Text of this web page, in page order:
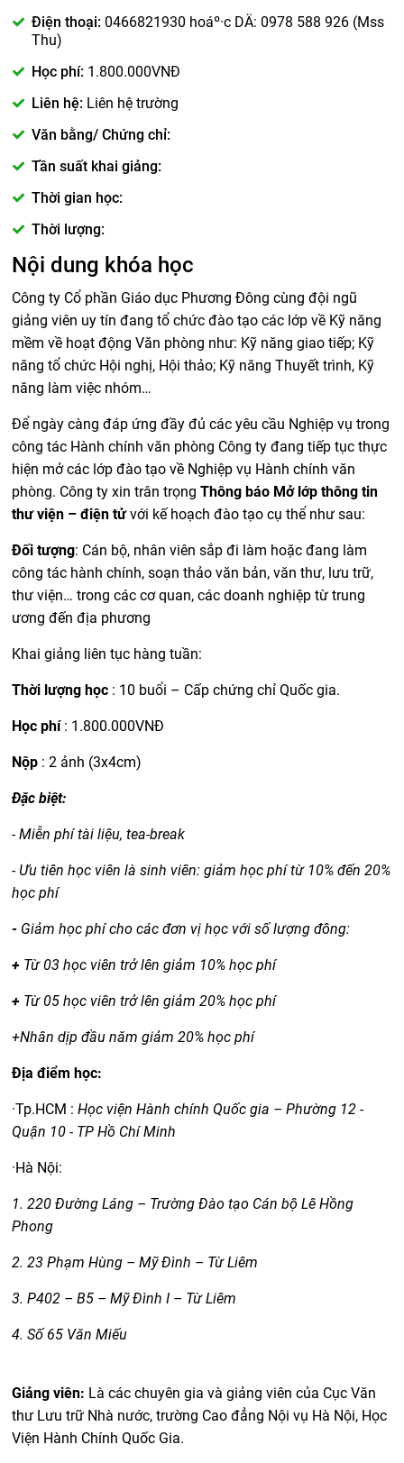
Điện thoại: 0466821930 hoáº·c DÄ: 0978 588 926 (Mss
Thu)
Học phí: 1.800.000VNĐ
Liên hệ: Liên hệ trường
Văn bằng/ Chứng chỉ:
Tần suất khai giảng:
Thời gian học:
Thời lượng:
Nội dung khóa học
Công ty Cổ phần Giáo dục Phương Đông cùng đội ngũ
giảng viên uy tín đang tổ chức đào tạo các lớp về Kỹ năng
mềm về hoạt động Văn phòng như: Kỹ năng giao tiếp; Kỹ
năng tổ chức Hội nghị, Hội thảo; Kỹ năng Thuyết trình, Kỹ
năng làm việc nhóm…
Để ngày càng đáp ứng đầy đủ các yêu cầu Nghiệp vụ trong
công tác Hành chính văn phòng Công ty đang tiếp tục thực
hiện mở các lớp đào tạo về Nghiệp vụ Hành chính văn
phòng. Công ty xin trân trọngThông báo Mở lớp thông tin
thư viện – điện tửvới kế hoạch đào tạo cụ thể như sau:
Đối tượng: Cán bộ, nhân viên sắp đi làm hoặc đang làm
công tác hành chính, soạn thảo văn bản, văn thư, lưu trữ,
thư viện… trong các cơ quan, các doanh nghiệp từ trung
ương đến địa phương
Khai giảng liên tục hàng tuần:
Thời lượng học : 10 buổi – Cấp chứng chỉ Quốc gia.
Học phí: 1.800.000VNĐ
Nộp : 2 ảnh (3x4cm)
Đặc biệt:
- Miễn phí tài liệu, tea-break
- Ưu tiên học viên là sinh viên: giảm học phí từ 10% đến 20%
học phí
- Giảm học phí cho các đơn vị học với số lượng đông:
+ Từ 03 học viên trở lên giảm 10% học phí
+ Từ 05 học viên trở lên giảm 20% học phí
+Nhân dịp đầu năm giảm 20% học phí
Địa điểm học:
·Tp.HCM :Học viện Hành chính Quốc gia – Phường 12 -
Quận 10 - TP Hồ Chí Minh
·Hà Nội:
1. 220 Đường Láng – Trường Đào tạo Cán bộ Lê Hồng
Phong
2. 23 Phạm Hùng – Mỹ Đình – Từ Liêm
3. P402 – B5 – Mỹ Đình I – Từ Liêm
4. Số 65 Văn Miếu
Giảng viên: Là các chuyên gia và giảng viên của Cục Văn
thư Lưu trữ Nhà nước, trường Cao đẳng Nội vụ Hà Nội, Học
Viện Hành Chính Quốc Gia.